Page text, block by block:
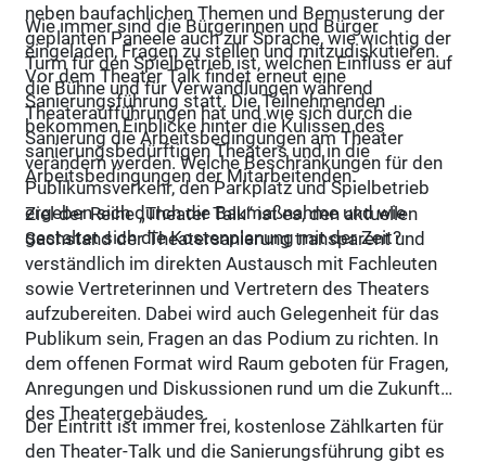
neben baufachlichen Themen und Bemusterung der
geplanten Paneele auch zur Sprache, wie wichtig der
Turm für den Spielbetrieb ist, welchen Einfluss er auf
die Bühne und für Verwandlungen während
Theateraufführungen hat und wie sich durch die
Sanierung die Arbeitsbedingungen am Theater
verändern werden. Welche Beschränkungen für den
Publikumsverkehr, den Parkplatz und Spielbetrieb
ergeben sich durch die Baumaßnahme und wie
gestaltet sich die Kostenplanung mit der Zeit?
Wie immer sind die Bürgerinnen und Bürger
eingeladen, Fragen zu stellen und mitzudiskutieren.
Vor dem Theater Talk findet erneut eine
Sanierungsführung statt. Die Teilnehmenden
bekommen Einblicke hinter die Kulissen des
sanierungsbedürftigen Theaters und in die
Arbeitsbedingungen der Mitarbeitenden.
Ziel der Reihe „Theater Talk“ ist es, den aktuellen
Sachstand der Theatersanierung transparent und
verständlich im direkten Austausch mit Fachleuten
sowie Vertreterinnen und Vertretern des Theaters
aufzubereiten. Dabei wird auch Gelegenheit für das
Publikum sein, Fragen an das Podium zu richten. In
dem offenen Format wird Raum geboten für Fragen,
Anregungen und Diskussionen rund um die Zukunft
des Theatergebäudes.
Der Eintritt ist immer frei, kostenlose Zählkarten für
den Theater-Talk und die Sanierungsführung gibt es